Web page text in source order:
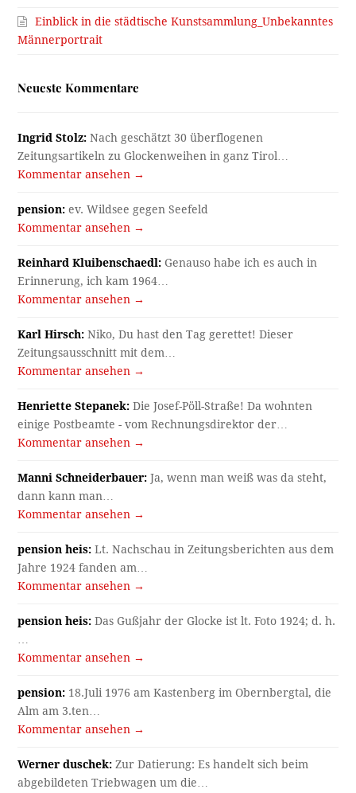
Einblick in die städtische Kunstsammlung_Unbekanntes
Männerportrait
Neueste Kommentare
Ingrid Stolz: Nach geschätzt 30 überflogenen
Zeitungsartikeln zu Glockenweihen in ganz Tirol…
Kommentar ansehen →
pension: ev. Wildsee gegen Seefeld
Kommentar ansehen →
Reinhard Kluibenschaedl: Genauso habe ich es auch in
Erinnerung, ich kam 1964…
Kommentar ansehen →
Karl Hirsch: Niko, Du hast den Tag gerettet! Dieser
Zeitungsausschnitt mit dem…
Kommentar ansehen →
Henriette Stepanek: Die Josef-Pöll-Straße! Da wohnten
einige Postbeamte - vom Rechnungsdirektor der…
Kommentar ansehen →
Manni Schneiderbauer: Ja, wenn man weiß was da steht,
dann kann man…
Kommentar ansehen →
pension heis: Lt. Nachschau in Zeitungsberichten aus dem
Jahre 1924 fanden am…
Kommentar ansehen →
pension heis: Das Gußjahr der Glocke ist lt. Foto 1924; d. h.
Kommentar ansehen →
pension: 18.Juli 1976 am Kastenberg im Obernbergtal, die
Alm am 3.ten…
Kommentar ansehen →
Werner duschek: Zur Datierung: Es handelt sich beim
abgebildeten Triebwagen um die…